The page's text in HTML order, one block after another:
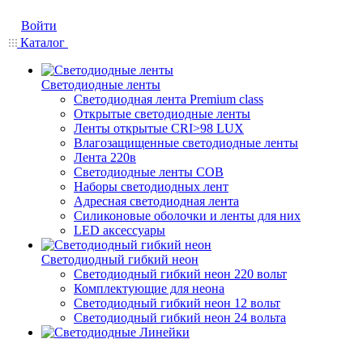
Войти
Каталог
Светодиодные ленты
Светодиодная лента Premium class
Открытые светодиодные ленты
Ленты открытые CRI>98 LUX
Влагозащищенные светодиодные ленты
Лента 220в
Светодиодные ленты COB
Наборы светодиодных лент
Адресная светодиодная лента
Силиконовые оболочки и ленты для них
LED аксессуары
Светодиодный гибкий неон
Светодиодный гибкий неон 220 вольт
Комплектующие для неона
Светодиодный гибкий неон 12 вольт
Светодиодный гибкий неон 24 вольта